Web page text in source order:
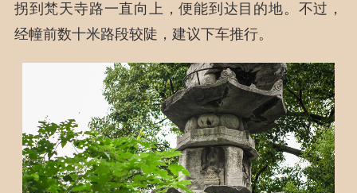
拐到梵天寺路一直向上，便能到达目的地。不过，
经幢前数十米路段较陡，建议下车推行。